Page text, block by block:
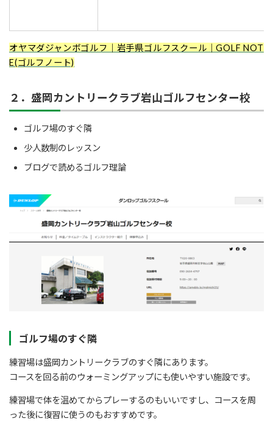
オヤマダジャンボゴルフ｜岩手県ゴルフスクール｜GOLF NOT
E(ゴルフノート)
２．盛岡カントリークラブ岩山ゴルフセンター校
ゴルフ場のすぐ隣
少人数制のレッスン
ブログで読めるゴルフ理論
ゴルフ場のすぐ隣
練習場は盛岡カントリークラブのすぐ隣にあります。
コースを回る前のウォーミングアップにも使いやすい施設です。
練習場で体を温めてからプレーするのもいいですし、コースを周
った後に復習に使うのもおすすめです。